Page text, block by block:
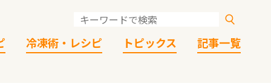
冷凍術・レシピ トピックス 記事一覧